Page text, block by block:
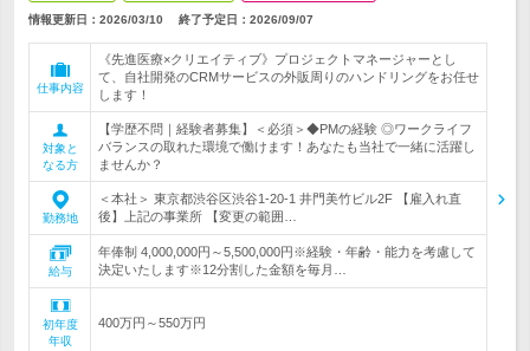
情報更新日：2026/03/10 終了予定日： 2026/09/07
仕事内容
《先進医療×クリエイティブ》プロジェクトマネージャーとし
て、自社開発のCRMサービスの外販周りのハンドリングをお任せ
します！
対象と
なる方
【学歴不問｜経験者募集】＜必須＞◆PMの経験 ◎ワークライフ
バランスの取れた環境で働けます！あなたも当社で一緒に活躍し
ませんか？
勤務地
＜本社＞ 東京都渋谷区渋谷1-20-1 井門美竹ビル2F 【雇入れ直
後】上記の事業所 【変更の範囲…
給与
年俸制 4,000,000円～5,500,000円※経験・年齢・能力を考慮して
決定いたします※12分割した金額を毎月…
初年度
年収
400万円～550万円